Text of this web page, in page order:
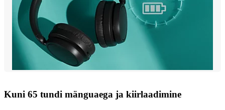
Kuni 65 tundi mänguaega ja kiirlaadimine